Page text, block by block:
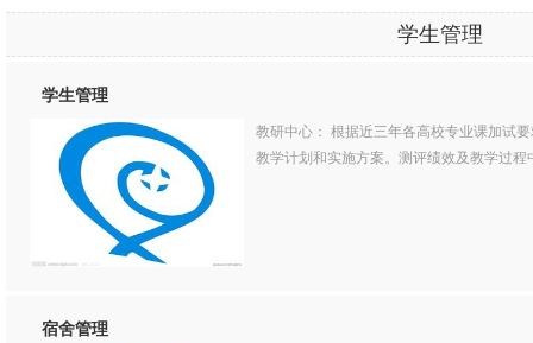
学生管理
学生管理
教研中心： 根据近三年各高校专业课加试
教学计划和实施方案。测评绩效及教学过
宿舍管理